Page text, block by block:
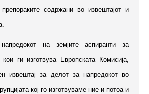
содржани во извештајот и
на земјите аспиранти за
кои ги изготвува Европската Комисија,
извештај за делот за напредокот во
кој го изготвуваме ние и потоа и